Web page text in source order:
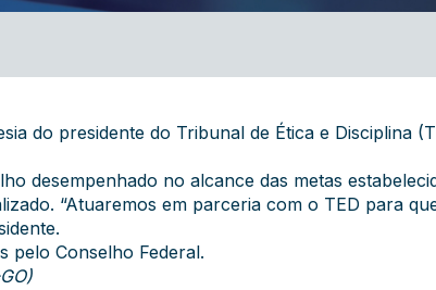
do presidente do Tribunal de Ética e Disciplina
desempenhado no alcance das metas
“Atuaremos em parceria com o TED para
pelo Conselho Federal.